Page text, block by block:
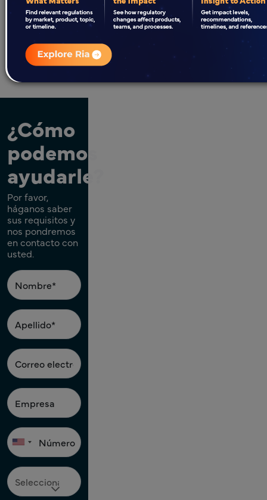
Envíanos una
¿Cómo
podemos
ayudarle?
Por favor,
háganos saber
sus requisitos y
nos pondremos
en contacto con
usted.